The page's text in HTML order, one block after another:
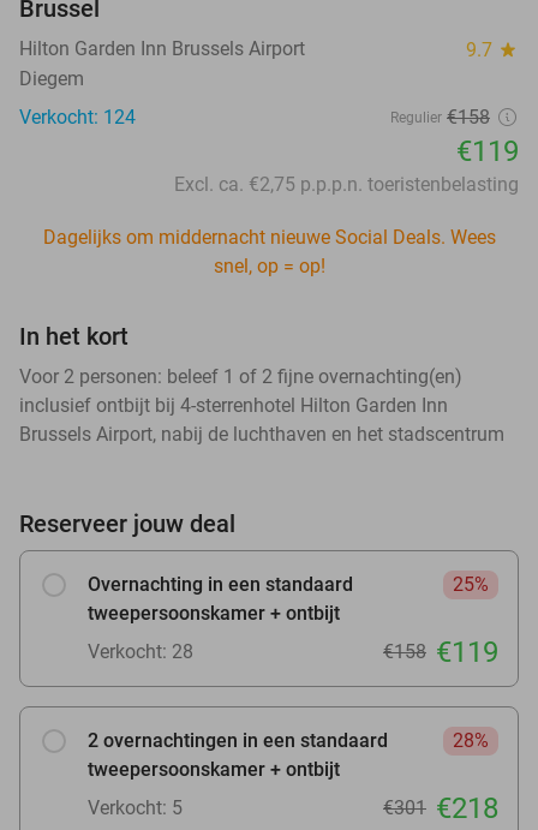
Brussel
Hilton Garden Inn Brussels Airport 9.7 star
Diegem
Verkocht: 124
Regulier €158
€119
Excl. ca. €2,75 p.p.p.n. toeristenbelasting
Dagelijks om middernacht nieuwe Social Deals. Wees
snel, op = op!
In het kort
Voor 2 personen: beleef 1 of 2 fijne overnachting(en)
inclusief ontbijt bij 4-sterrenhotel Hilton Garden Inn
Brussels Airport, nabij de luchthaven en het stadscentrum
Reserveer jouw deal
Overnachting in een standaard
tweepersoonskamer + ontbijt
25%
Verkocht: 28 €158 €119
2 overnachtingen in een standaard
tweepersoonskamer + ontbijt
28%
Verkocht: 5 €301 €218